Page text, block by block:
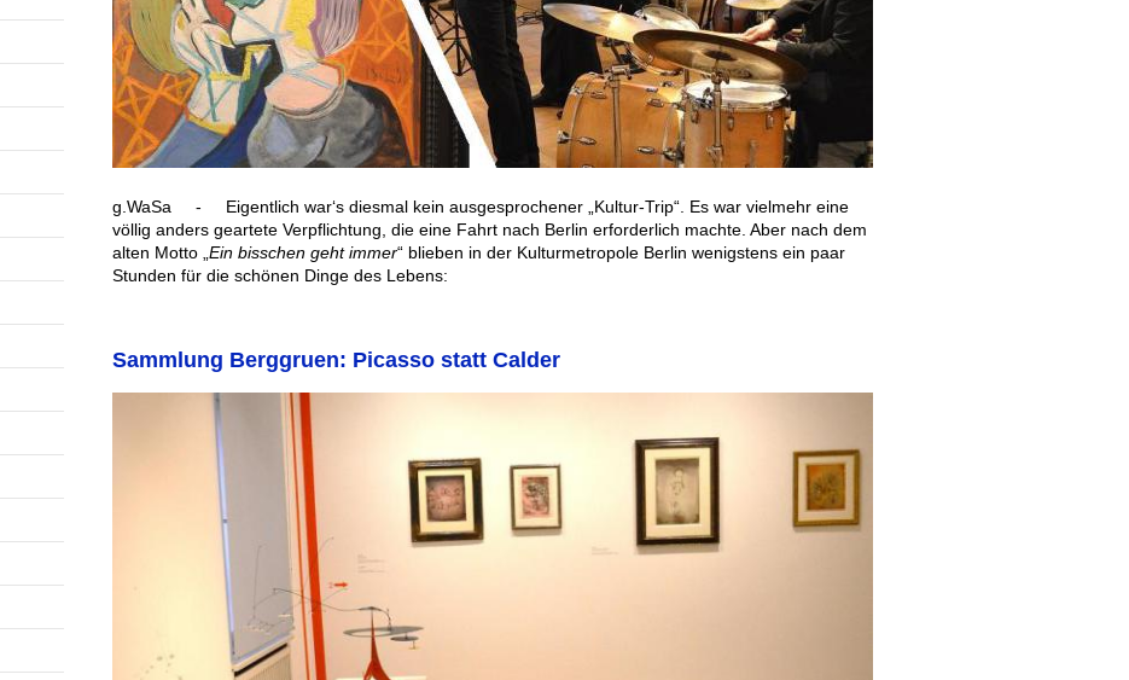
g.WaSa - Eigentlich war‘s diesmal kein ausgesprochener „Kultur-Trip“. Es war vielmehr eine
völlig anders geartete Verpflichtung, die eine Fahrt nach Berlin erforderlich machte. Aber nach dem
alten Motto „ Ein bisschen geht immer“ blieben in der Kulturmetropole Berlin wenigstens ein paar
Stunden für die schönen Dinge des Lebens:
Sammlung Berggruen: Picasso statt Calder